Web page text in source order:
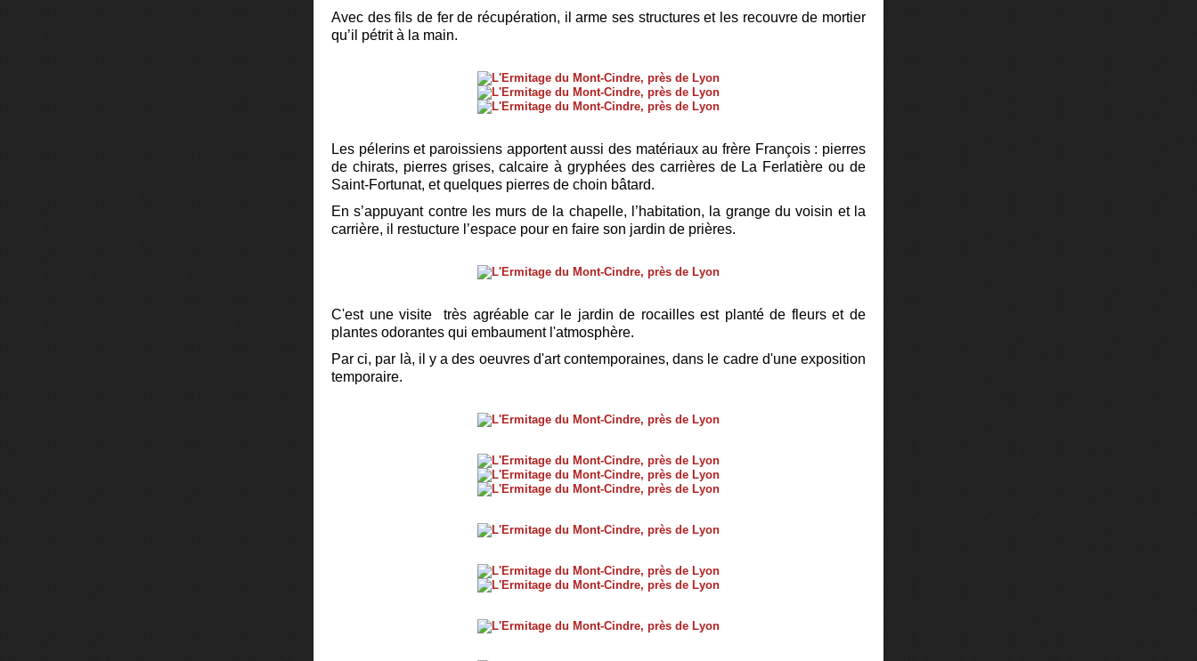
Avec des fils de fer de récupération, il arme ses structures et les recouvre de mortier
qu’il pétrit à la main.
Les pélerins et paroissiens apportent aussi des matériaux au frère François : pierres
de chirats, pierres grises, calcaire à gryphées des carrières de La Ferlatière ou de
Saint-Fortunat, et quelques pierres de choin bâtard.
En s’appuyant contre les murs de la chapelle, l’habitation, la grange du voisin et la
carrière, il restucture l’espace pour en faire son jardin de prières.
C'est une visite très agréable car le jardin de rocailles est planté de fleurs et de
plantes odorantes qui embaument l'atmosphère.
Par ci, par là, il y a des oeuvres d'art contemporaines, dans le cadre d'une exposition
temporaire.